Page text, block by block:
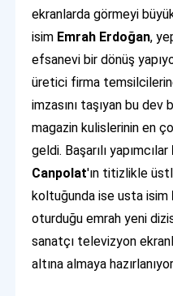
ekranlarda görmeyi
isim Emrah Erdoğan,
efsanevi bir dönüş
üretici firma
imzasını taşıyan bu
magazin kulislerinin en
geldi. Başarılı yapımcılar
Canpolat'ın titizlikle
koltuğunda ise usta isim
oturduğu emrah yeni
sanatçı televizyon
altına almaya